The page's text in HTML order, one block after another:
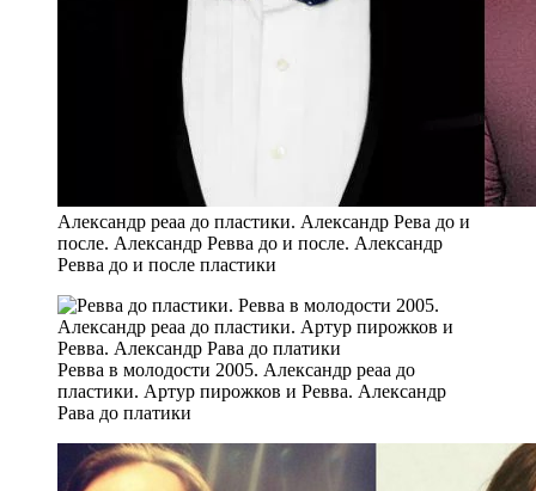
Александр реаа до пластики. Александр Рева до и
после. Александр Ревва до и после. Александр
Ревва до и после пластики
Ревва в молодости 2005. Александр реаа до
пластики. Артур пирожков и Ревва. Александр
Рава до платики